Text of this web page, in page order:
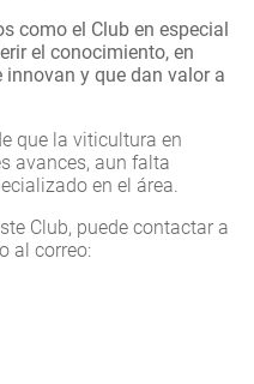
como el Club en especial
el conocimiento, en
y que dan valor a
que la viticultura en
avances, aun falta
en el área.
Club, puede contactar a
al correo: